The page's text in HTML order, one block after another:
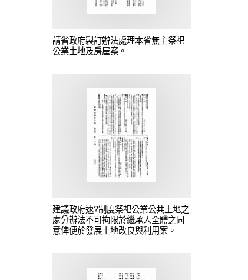
請省政府製訂辦法處理本省無主祭祀
公業土地及房屋案。
建議政府速?制度祭祀公業公共土地之
處分辦法不可拘限於繼承人全體之同
意俾便於發展土地改良與利用案。